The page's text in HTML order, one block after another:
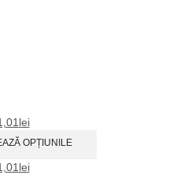
lei
OPȚIUNILE
lei